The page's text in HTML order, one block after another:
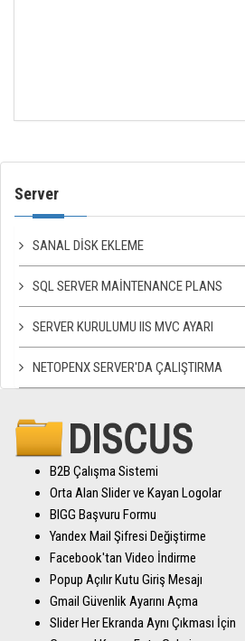
Server
SANAL DISK EKLEME
SQL SERVER MAINTENANCE PLANS
SERVER KURULUMU IIS MVC AYARI
NETOPENX SERVER'DA ÇALIŞTIRMA
B2B Çalışma Sistemi
Orta Alan Slider ve Kayan Logolar
BIGG Başvuru Formu
Yandex Mail Şifresi Değiştirme
Facebook'tan Video İndirme
Popup Açılır Kutu Giriş Mesajı
Gmail Güvenlik Ayarını Açma
Slider Her Ekranda Aynı Çıkması İçin